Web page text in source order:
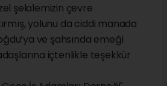
şelalemizin çevre
yolunu da ciddi manada
ve şahsında emeği
içtenlikle teşekkür